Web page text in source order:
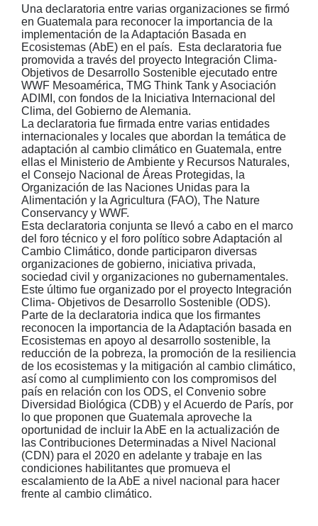
Una declaratoria entre varias organizaciones se firmó
en Guatemala para reconocer la importancia de la
implementación de la Adaptación Basada en
Ecosistemas (AbE) en el país. Esta declaratoria fue
promovida a través del proyecto Integración Clima-
Objetivos de Desarrollo Sostenible ejecutado entre
WWF Mesoamérica, TMG Think Tank y Asociación
ADIMI, con fondos de la Iniciativa Internacional del
Clima, del Gobierno de Alemania.
La declaratoria fue firmada entre varias entidades
internacionales y locales que abordan la temática de
adaptación al cambio climático en Guatemala, entre
ellas el Ministerio de Ambiente y Recursos Naturales,
el Consejo Nacional de Áreas Protegidas, la
Organización de las Naciones Unidas para la
Alimentación y la Agricultura (FAO), The Nature
Conservancy y WWF.
Esta declaratoria conjunta se llevó a cabo en el marco
del foro técnico y el foro político sobre Adaptación al
Cambio Climático, donde participaron diversas
organizaciones de gobierno, iniciativa privada,
sociedad civil y organizaciones no gubernamentales.
Este último fue organizado por el proyecto Integración
Clima- Objetivos de Desarrollo Sostenible (ODS).
Parte de la declaratoria indica que los firmantes
reconocen la importancia de la Adaptación basada en
Ecosistemas en apoyo al desarrollo sostenible, la
reducción de la pobreza, la promoción de la resiliencia
de los ecosistemas y la mitigación al cambio climático,
así como al cumplimiento con los compromisos del
país en relación con los ODS, el Convenio sobre
Diversidad Biológica (CDB) y el Acuerdo de París, por
lo que proponen que Guatemala aproveche la
oportunidad de incluir la AbE en la actualización de
las Contribuciones Determinadas a Nivel Nacional
(CDN) para el 2020 en adelante y trabaje en las
condiciones habilitantes que promueva el
escalamiento de la AbE a nivel nacional para hacer
frente al cambio climático.